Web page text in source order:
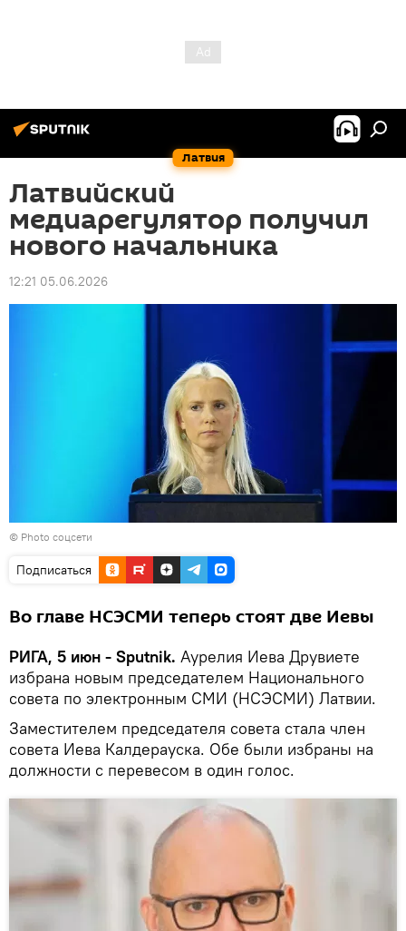
Латвия
Латвийский
медиарегулятор получил
нового начальника
12:21 05.06.2026
© Photo соцсети
Подписаться
Во главе НСЭСМИ теперь стоят две Иевы
РИГА, 5 июн - Sputnik. Аурелия Иева Друвиете
избрана новым председателем Национального
совета по электронным СМИ (НСЭСМИ) Латвии.
Заместителем председателя совета стала член
совета Иева Калдерауска. Обе были избраны на
должности с перевесом в один голос.